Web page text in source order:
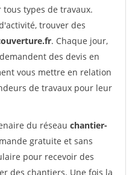
types de travaux.
trouver des
. Chaque jour,
des devis en
vous mettre en relation
de travaux pour leur
du réseau chantier-
gratuite et sans
pour recevoir des
des chantiers. Une fois la